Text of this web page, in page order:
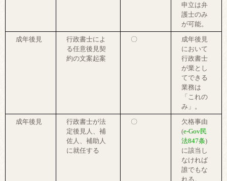
申立は弁
護士のみ
が可能。
成年後見
行政書士によ
る任意後見契
約の文案起案
〇
成年後見
において
行政書士
が業とし
てできる
業務は
「これの
み」。
成年後見
行政書士が法
定後見人、補
佐人、補助人
に就任する
〇
欠格事由
(e-Gov民
法847条)
に該当し
なければ
誰でもな
れる。